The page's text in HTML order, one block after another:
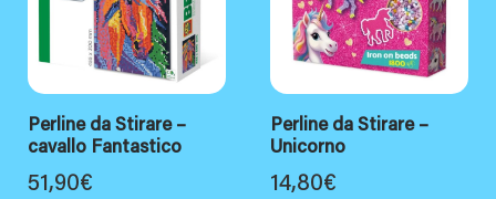
Perline da Stirare –
cavallo Fantastico
51,90€
Perline da Stirare –
Unicorno
14,80€